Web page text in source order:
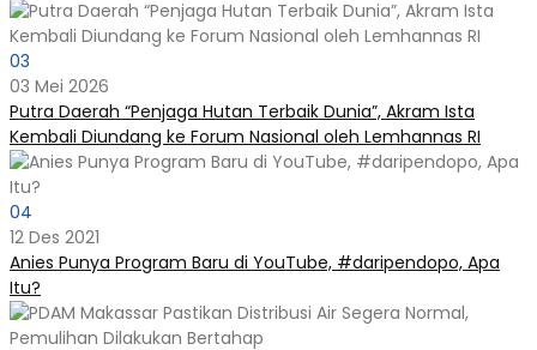
03
03 Mei 2026
Putra Daerah “Penjaga Hutan Terbaik Dunia”, Akram Ista
Kembali Diundang ke Forum Nasional oleh Lemhannas RI
04
12 Des 2021
Anies Punya Program Baru di YouTube, #daripendopo, Apa
Itu?